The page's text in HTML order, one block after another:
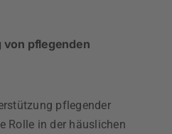
von pflegenden
pflegender
Rolle in der häuslichen